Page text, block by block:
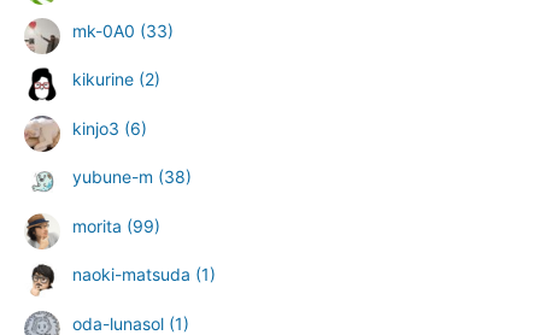
mk-0A0 (33)
kikurine (2)
kinjo3 (6)
yubune-m (38)
morita (99)
naoki-matsuda (1)
oda-lunasol (1)